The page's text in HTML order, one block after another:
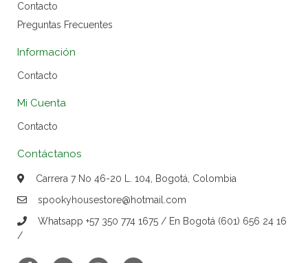
Contacto
Preguntas Frecuentes
Información
Contacto
Mi Cuenta
Contacto
Contáctanos
Carrera 7 No 46-20 L. 104, Bogotá, Colombia
spookyhousestore@hotmail.com
Whatsapp +57 350 774 1675 / En Bogotá (601) 656 24 16
/